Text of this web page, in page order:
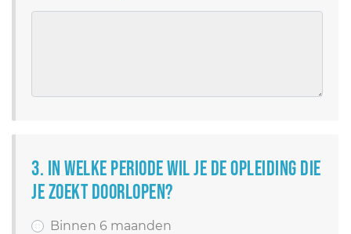
3. In welke periode wil je de opleiding die
je zoekt doorlopen?
Binnen 6 maanden